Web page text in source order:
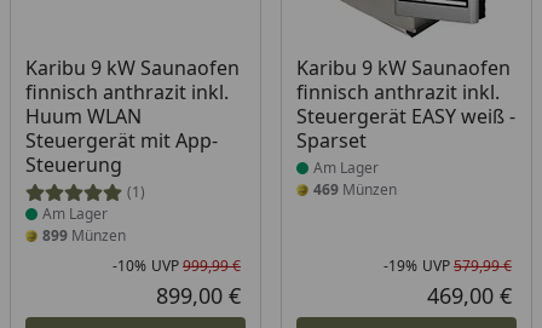
Karibu 9 kW Saunaofen
finnisch anthrazit inkl.
Huum WLAN
Steuergerät mit App-
Steuerung
(1)
Produkt am Lager
Am Lager
899 Münzen
Rabatt in Prozent
-10%
Ursprünglicher Preis
UVP999,99 €
Aktueller Preis
899,00 €
Karibu 9 kW Saunaofen
finnisch anthrazit inkl.
Steuergerät EASY weiß -
Sparset
Produkt am Lager
Am Lager
469Münzen
-19% UVP579,99 €
469,00 €